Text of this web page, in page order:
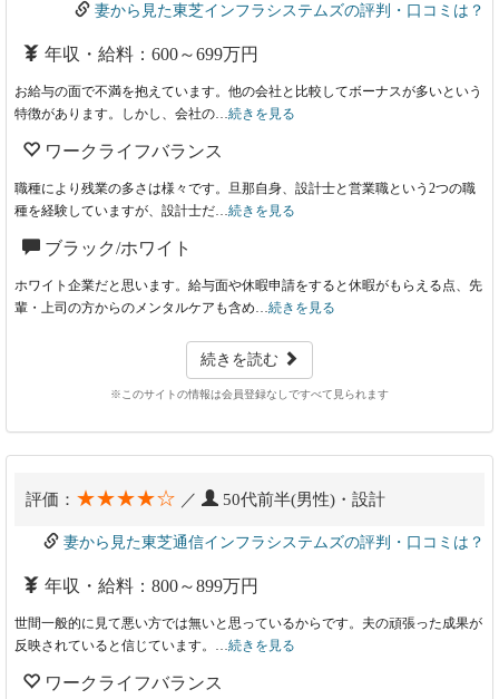
妻から見た東芝インフラシステムズの評判・口コミは？
年収・給料：600～699万円
お給与の面で不満を抱えています。他の会社と比較してボーナスが多いという
特徴があります。しかし、会社の… 続きを見る
ワークライフバランス
職種により残業の多さは様々です。旦那自身、設計士と営業職という2つの職
種を経験していますが、設計士だ… 続きを見る
ブラック/ホワイト
ホワイト企業だと思います。給与面や休暇申請をすると休暇がもらえる点、先
輩・上司の方からのメンタルケアも含め… 続きを見る
続きを読む
※このサイトの情報は会員登録なしですべて見られます
評価： ★★★★☆ ／ 50代前半(男性)・設計
妻から見た東芝通信インフラシステムズの評判・口コミは？
年収・給料：800～899万円
世間一般的に見て悪い方では無いと思っているからです。夫の頑張った成果が
反映されていると信じています。… 続きを見る
ワークライフバランス